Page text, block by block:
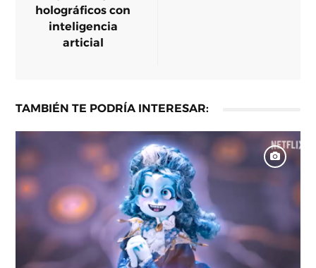
holográficos con
inteligencia
articial
TAMBIÉN TE PODRÍA INTERESAR: